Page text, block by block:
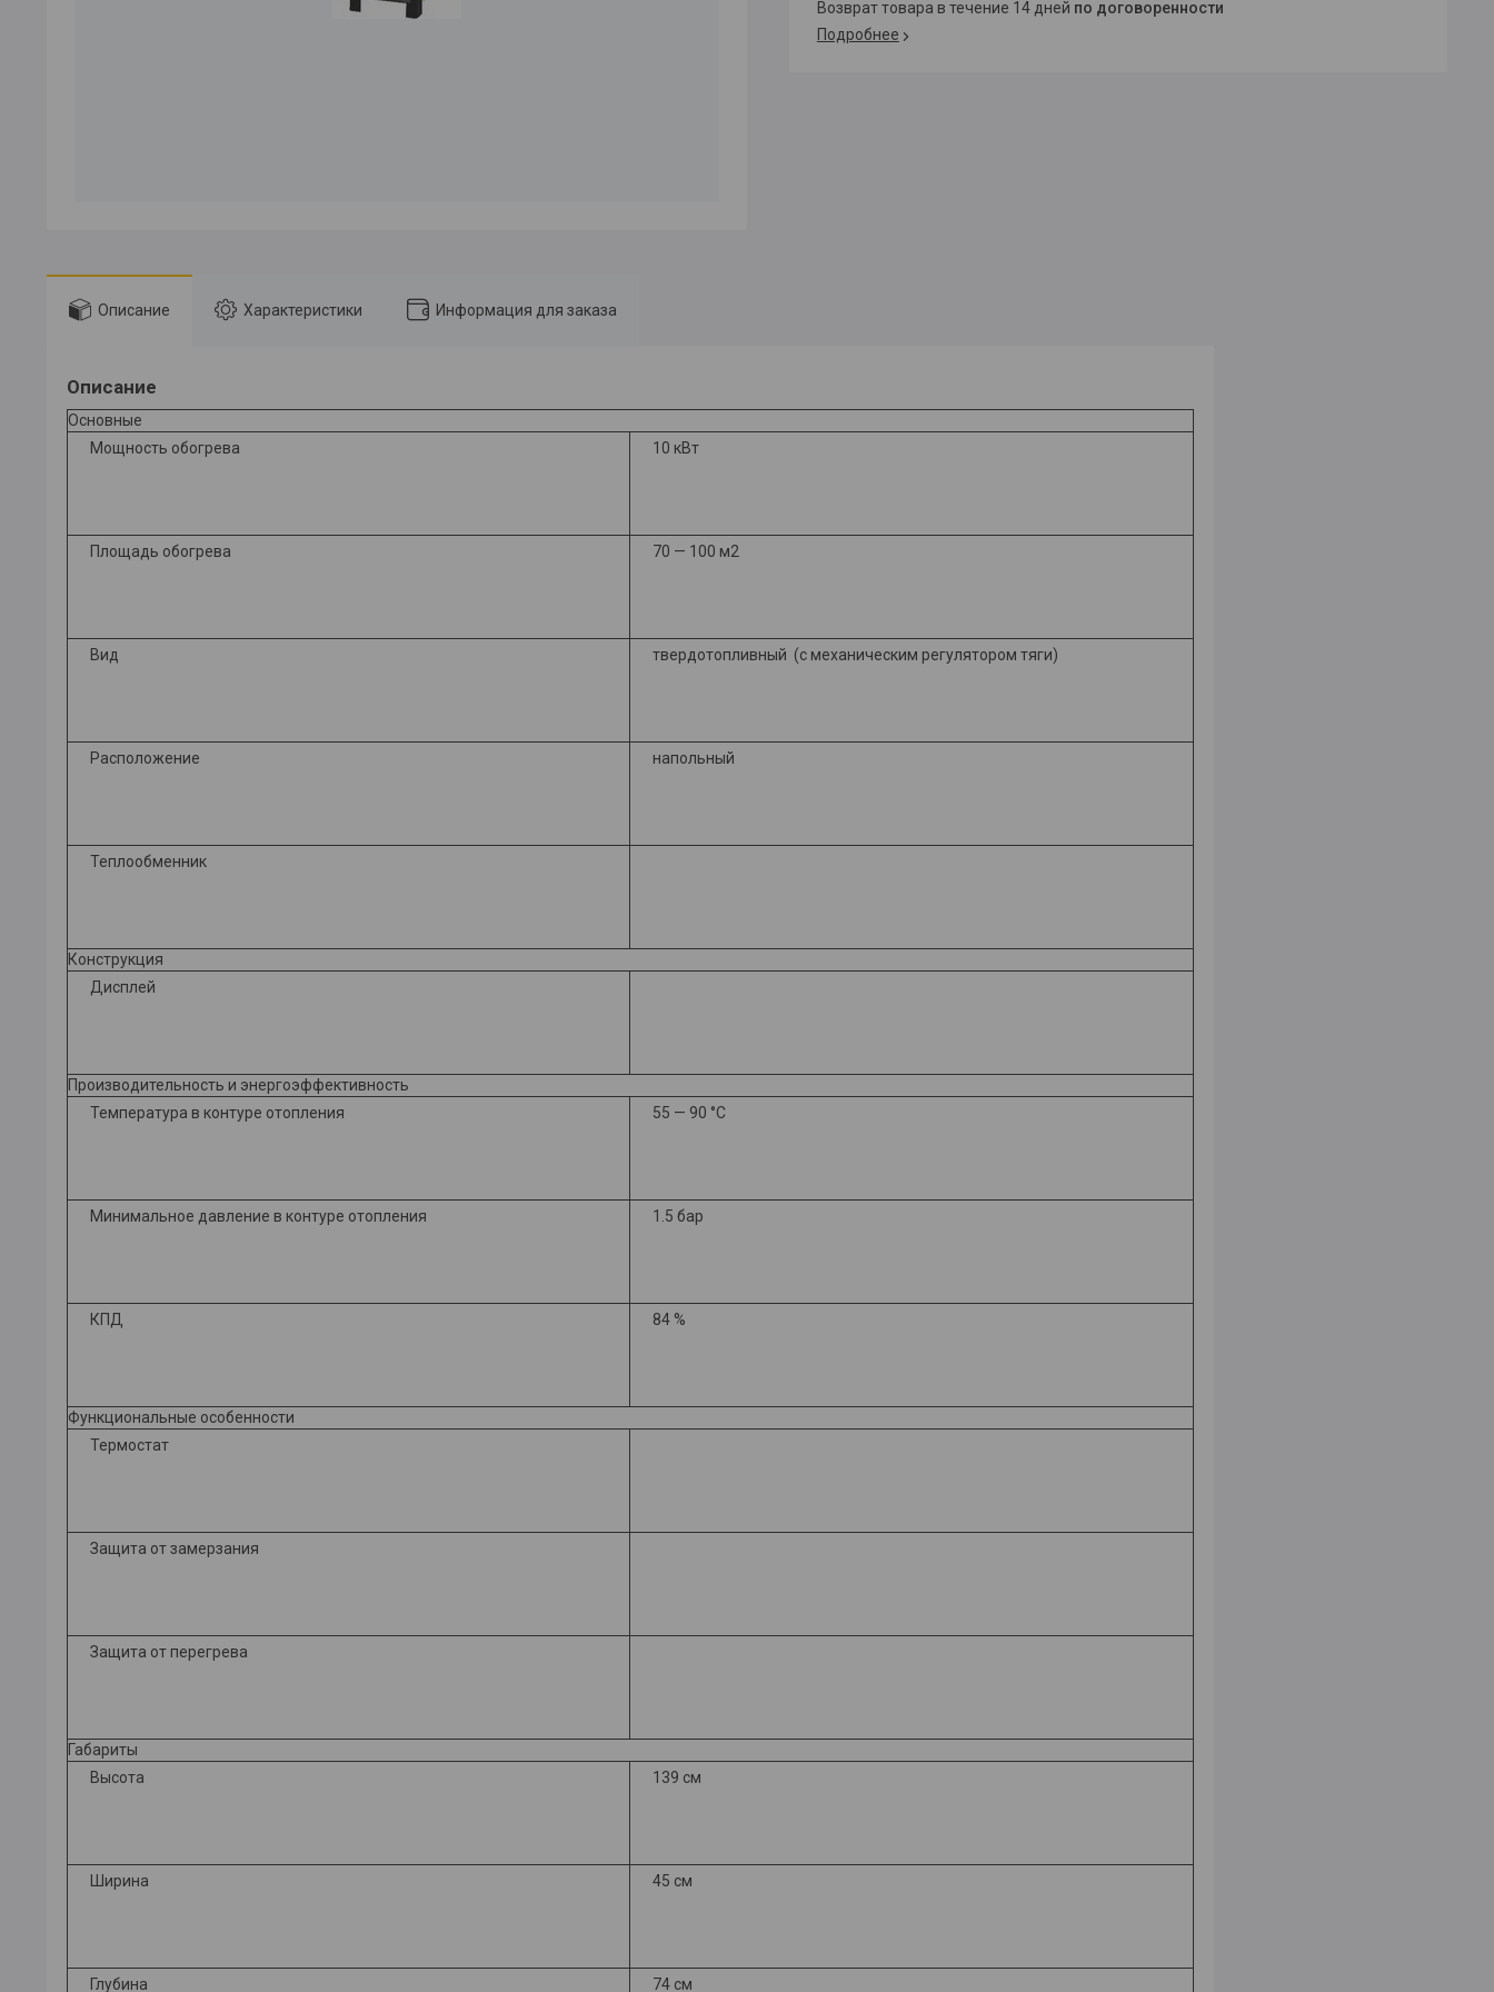
возврат товара в течение 14 дней по договоренности
Подробнее
Описание Характеристики Информация для заказа
Описание
Основные
Мощность обогрева
10 кВт
Площадь обогрева 70 — 100 м2
Вид твердотопливный (с механическим регулятором тяги)
Расположение напольный
Теплообменник
Конструкция
Дисплей
Производительность и энергоэффективность
Температура в контуре отопления
55 — 90 °C
Минимальное давление в контуре отопления 1.5 бар
КПД 84 %
Функциональные особенности
Термостат
Защита от замерзания
Защита от перегрева
Габариты
Высота
139 см
Ширина 45 см
Глубина 74 см